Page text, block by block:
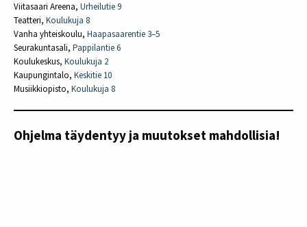
Viitasaari Areena, Urheilutie 9
Teatteri, Koulukuja 8
Vanha yhteiskoulu, Haapasaarentie 3–5
Seurakuntasali, Pappilantie 6
Koulukeskus, Koulukuja 2
Kaupungintalo, Keskitie 10
Musiikkiopisto, Koulukuja 8
Ohjelma täydentyy ja muutokset mahdollisia!